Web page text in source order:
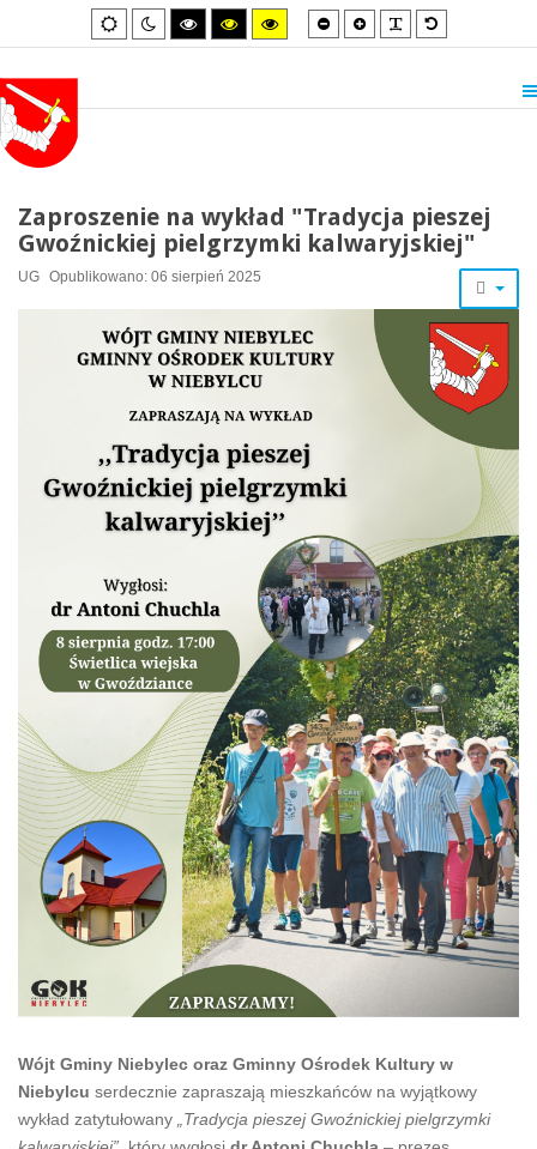
Default
mode
Night
mode
High
contrast
High
contrast
High
contrast
Smaller
font
Larger
font
Default
font
Zaproszenie na wykład "Tradycja pieszej
Gwoźnickiej pielgrzymki kalwaryjskiej"
UG Opublikowano: 06 sierpień 2025
Wójt Gminy Niebylec oraz Gminny Ośrodek Kultury w
Niebylcu serdecznie zapraszają mieszkańców na wyjątkowy
wykład zatytułowany „Tradycja pieszej Gwoźnickiej pielgrzymki